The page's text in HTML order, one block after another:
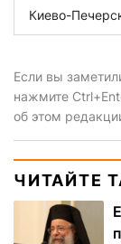
Киево-
Если вы
нажмите
об этом
ЧИТАЙТЕ